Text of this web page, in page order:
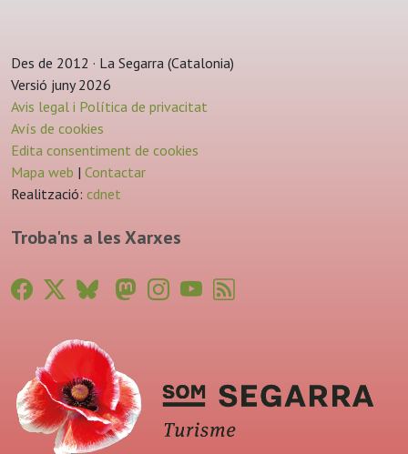
Des de 2012 · La Segarra (Catalonia)
Versió juny 2026
Avis legal i Política de privacitat
Avís de cookies
Edita consentiment de cookies
Mapa web | Contactar
Realització: cdnet
Troba'ns a les Xarxes